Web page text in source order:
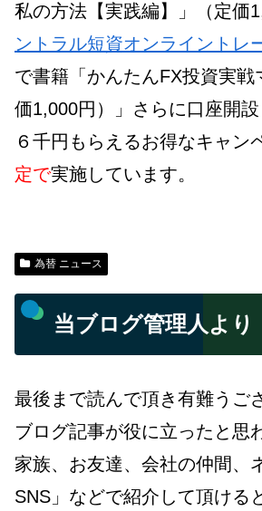
私の方法【実践編】」（定価
ントラル短資オンライントレ
で書籍「かんたんFX投資実戦
価1,000円）」さらに口座開
６千円もらえるお得なキャン
定で実施しています。
為替 ニュース
当ブログ管理人より
最後まで読んで頂き有難うご
ブログ記事が役に立ったと思
家族、お友達、会社の仲間、
SNS」などで紹介して頂ける